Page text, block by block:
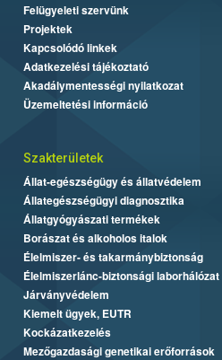
Felügyeleti szervünk
Projektek
Kapcsolódó linkek
Adatkezelési tájékoztató
Akadálymentességi nyilatkozat
Üzemeltetési információ
Szakterületek
Állat-egészségügy és állatvédelem
Állategészségügyi diagnosztika
Állatgyógyászati termékek
Borászat és alkoholos italok
Élelmiszer- és takarmánybiztonság
Élelmiszerlánc-biztonsági laborhálózat
Járványvédelem
Kiemelt ügyek, EUTR
Kockázatkezelés
Mezőgazdasági genetikai erőforrások